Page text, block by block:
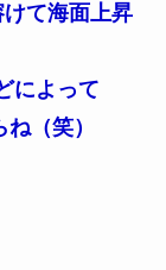
て海面上昇
によって
（笑）